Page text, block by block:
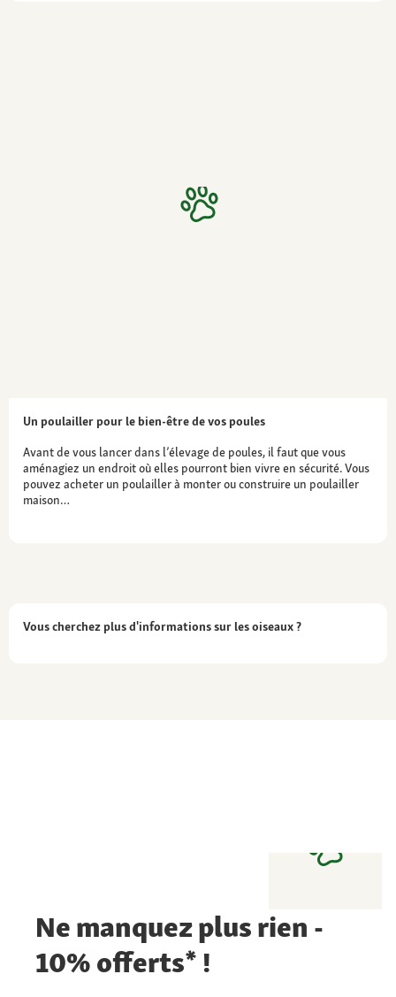
Un poulailler pour le bien-être de vos poules
Avant de vous lancer dans l’élevage de poules, il faut que vous
aménagiez un endroit où elles pourront bien vivre en sécurité. Vous
pouvez acheter un poulailler à monter ou construire un poulailler
maison…
Vous cherchez plus d'informations sur les oiseaux ?
Ne manquez plus rien -
10% offerts* !